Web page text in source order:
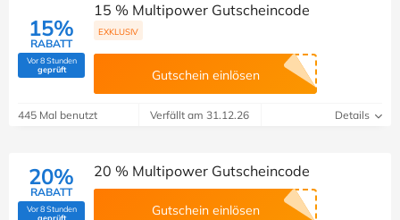
15%
RABATT
Vor 8 Stunden
geprüft(Von Savoo geprüft)
15 % Multipower Gutscheincode
EXKLUSIV
Gutschein einlösen
445 Mal benutzt Verfällt am 31.12.26 Details
20%
RABATT
Vor 8 Stunden
geprüft(Von Savoo geprüft)
20 % Multipower Gutscheincode
Gutschein einlösen